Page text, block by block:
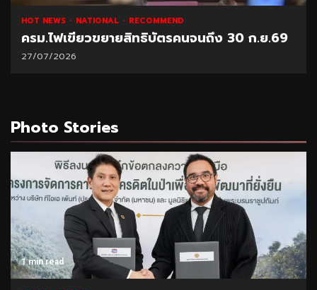
NATIONAL HOT NEWS RECOMMEND
“พาณิชย์” โชว์ยอดส่งออกทุเรียน 1 ล้านตัน
21/07/2026
Photo Stories
1 min read